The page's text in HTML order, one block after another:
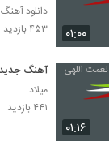
۰۱:۰۰
۴۵۳ بازدید
۰۱:۱۶
آهنگ جدید
میلاد
۴۴۱ بازدید